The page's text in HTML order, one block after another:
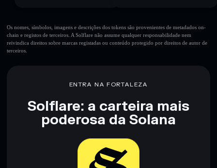
Os nomes, símbolos, imagens e descrições dos tokens são provenientes de metadados on-
chain e registos de terceiros. A Solflare não assume qualquer responsabilidade nem
reivindica direitos sobre marcas registadas ou conteúdo protegido por direitos de autor de
terceiros.
ENTRA NA FORTALEZA
Solflare: a carteira mais
poderosa da Solana